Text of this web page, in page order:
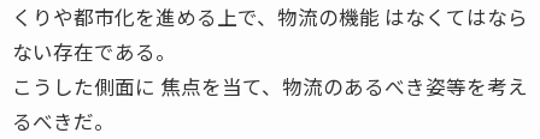
くりや都市化を進める上で、物流の機能 はなくてはなら
ない存在である。
こうした側面に 焦点を当て、物流のあるべき姿等を考え
るべきだ。